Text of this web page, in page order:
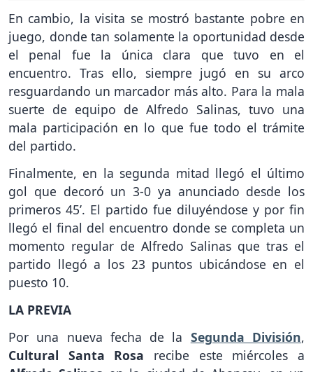
En cambio, la visita se mostró bastante pobre en
juego, donde tan solamente la oportunidad desde
el penal fue la única clara que tuvo en el
encuentro. Tras ello, siempre jugó en su arco
resguardando un marcador más alto. Para la mala
suerte de equipo de Alfredo Salinas, tuvo una
mala participación en lo que fue todo el trámite
del partido.
Finalmente, en la segunda mitad llegó el último
gol que decoró un 3-0 ya anunciado desde los
primeros 45’. El partido fue diluyéndose y por fin
llegó el final del encuentro donde se completa un
momento regular de Alfredo Salinas que tras el
partido llegó a los 23 puntos ubicándose en el
puesto 10.
LA PREVIA
Por una nueva fecha de la Segunda División,
Cultural Santa Rosa recibe este miércoles a